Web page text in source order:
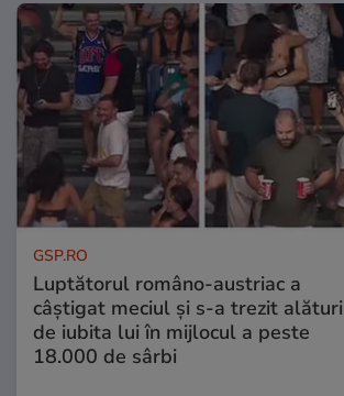
GSP.RO
Luptătorul româno-austriac a
câștigat meciul și s-a trezit alături
de iubita lui în mijlocul a peste
18.000 de sârbi